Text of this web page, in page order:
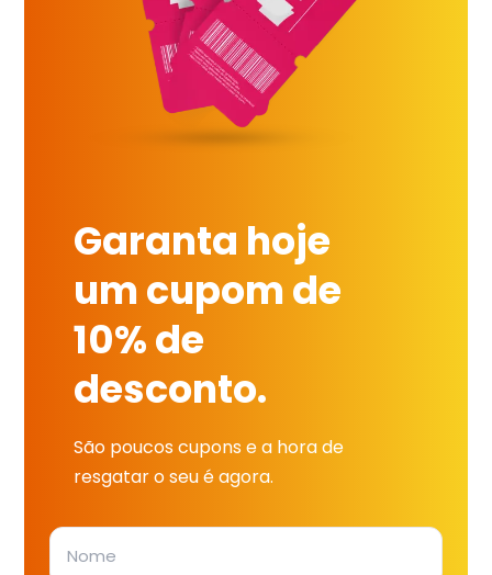
Garanta hoje
um cupom de
10% de
desconto.
São poucos cupons e a hora de
resgatar o seu é agora.